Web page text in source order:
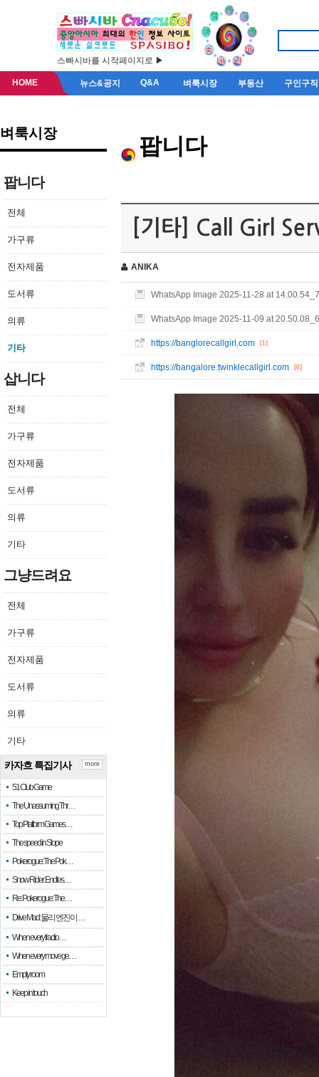
스빠시바를 시작페이지로 ▶
HOME 뉴스&공지 Q&A 벼룩시장 부동산 구인구직
벼룩시장
팝니다
전체
가구류
전자제품
도서류
의류
기타
삽니다
전체
가구류
전자제품
도서류
의류
기타
그냥드려요
전체
가구류
전자제품
도서류
의류
기타
카자흐 특집기사
51 Club Game
The Unassuming Thr…
Top Platform Games…
The speed in Slope
Pokerogue: The Pok…
Snow Rider: Endles…
Re: Pokerogue: The…
Drive Mad: 물리 엔진이 …
When every fractio…
When every move ge…
Empty room
Keep in touch
more
팝니다
[기타] Call Girl
ANIKA
WhatsApp Image 2025-11-28 at
WhatsApp Image 2025-11-09 at
https://banglorecallgirl.com [1]
https://bangalore.twinklecallgirl.com [0]